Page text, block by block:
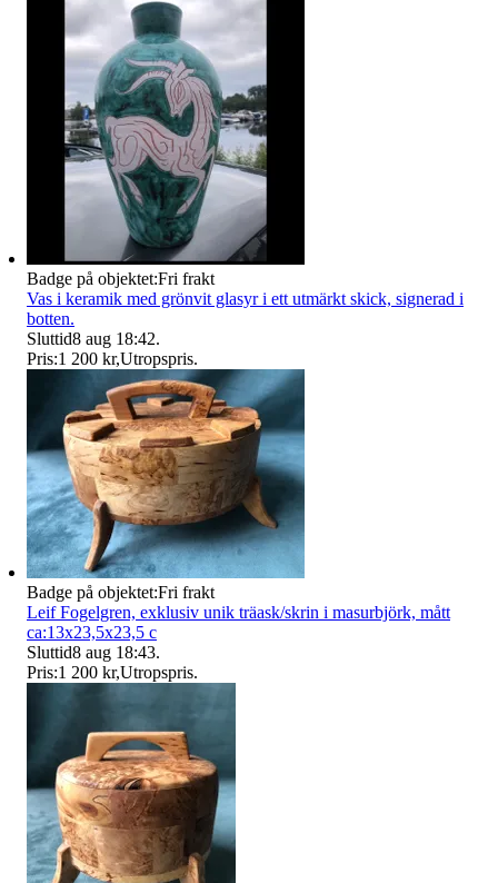
Badge på objektet:Fri frakt
Vas i keramik med grönvit glasyr i ett utmärkt skick, signerad i
botten.
Sluttid8 aug 18:42.
Pris:1 200 kr,Utropspris.
Badge på objektet:Fri frakt
Leif Fogelgren, exklusiv unik träask/skrin i masurbjörk, mått
ca:13x23,5x23,5 c
Sluttid8 aug 18:43.
Pris:1 200 kr,Utropspris.